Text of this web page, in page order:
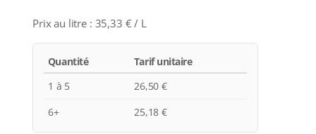
Prix au litre : 35,33 € / L
Quantité
Tarif unitaire
1 à 5
26,50€
6+
25,18€